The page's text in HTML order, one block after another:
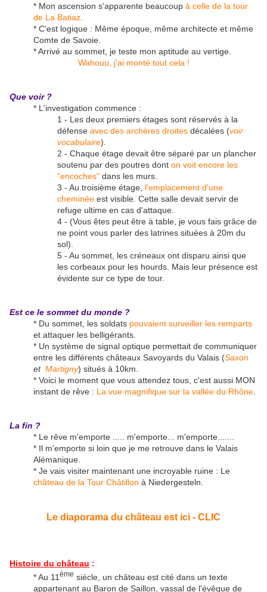
* Mon ascension s'apparente beaucoup à celle de la tour
de La Batiaz
* C'est logique : Même époque, même architecte et même
Comte de Savoie.
* Arrivé au sommet, je teste mon aptitude au vertige.
Wahouu, j'ai monté tout cela !
Que voir ?
* L'investigation commence :
1 - Les deux premiers étages sont réservés à la
défense avec des archères droites décalées (voir
vocabulaire).
2 - Chaque étage devait être séparé par un plancher
soutenu par des poutres dont on voit encore les
"encoches" dans les murs.
3 - Au troisième étage, l'emplacement d'une
cheminée est visible. Cette salle devait servir de
refuge ultime en cas d'attaque.
4 - (Vous êtes peut être à table, je vous fais grâce de
ne point vous parler des latrines situées à 20m du
sol).
5 - Au sommet, les créneaux ont disparu ainsi que
les corbeaux pour les hourds. Mais leur présence est
évidente sur ce type de tour.
Est ce le sommet du monde ?
* Du sommet, les soldats pouvaient surveiller les remparts
et attaquer les belligérants.
* Un système de signal optique permettait de communiquer
entre les différents châteaux Savoyards du Valais (Saxon
et Martigny) situés à 10km.
* Voici le moment que vous attendez tous, c'est aussi MON
instant de rêve : La vue magnifique sur la vallée du Rhône
La fin ?
* Le rêve m'emporte ..... m'emporte... m'emporte.......
* Il m'emporte si loin que je me retrouve dans le Valais
Alémanique.
* Je vais visiter maintenant une incroyable ruine : Le
château de la Tour Châtillon à Niedergesteln.
Le diaporama du château est ici - CLIC
Histoire du château :
* Au 11 ème siècle, un château est cité dans un texte
appartenant au Baron de Saillon, vassal de l'évêque de